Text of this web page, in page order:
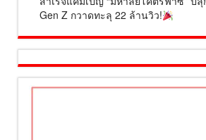
Gen Z กวาดทะลุ 22 ล้านวิว!